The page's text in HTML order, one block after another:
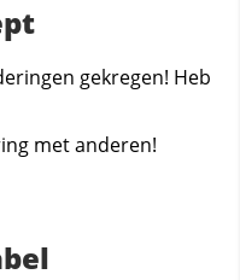
gekregen! Heb
met anderen!